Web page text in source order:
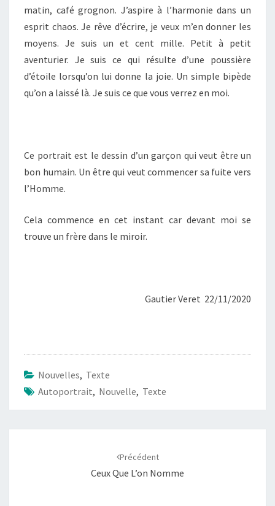
matin, café grognon. J’aspire à l’harmonie dans un
esprit chaos. Je rêve d’écrire, je veux m’en donner les
moyens. Je suis un et cent mille. Petit à petit
aventurier. Je suis ce qui résulte d’une poussière
d’étoile lorsqu’on lui donne la joie. Un simple bipède
qu’on a laissé là. Je suis ce que vous verrez en moi.
Ce portrait est le dessin d’un garçon qui veut être un
bon humain. Un être qui veut commencer sa fuite vers
l’Homme.
Cela commence en cet instant car devant moi se
trouve un frère dans le miroir.
Gautier Veret 22/11/2020
Nouvelles, Texte
Autoportrait, Nouvelle, Texte
Précédent
Ceux Que L’on Nomme